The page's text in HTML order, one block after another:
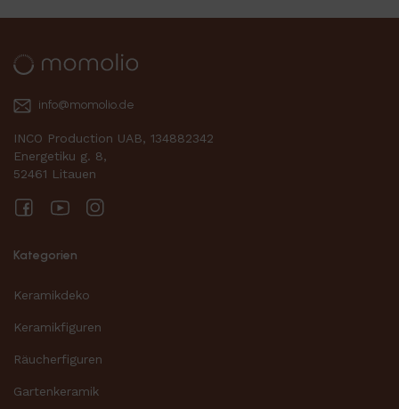
info@momolio.de
INCO Production UAB, 134882342
Energetiku g. 8,
52461 Litauen
FacebookYouTube
Kategorien
Keramikdeko
Keramikfiguren
Räucherfiguren
Gartenkeramik